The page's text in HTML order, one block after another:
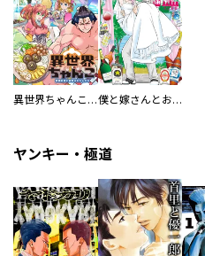
異世界ちゃんこ～横綱目前に召喚されたんだが～ 【連載版】 僕と嫁さんとお酒の関係
ヤンキー・極道